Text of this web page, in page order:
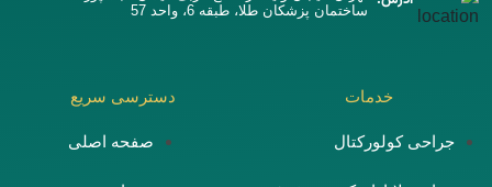
ساختمان پزشکان طلا، طبقه 6، واحد 57
خدمات
جراحی کولورکتال
دسترسی سریع
صفحه اصلی